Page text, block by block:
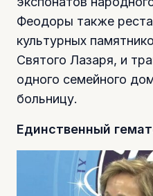
Феодоры также
культурных
Святого Лазаря, и
одного семейного
больницу.
Единственный